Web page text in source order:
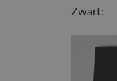
Zwart: